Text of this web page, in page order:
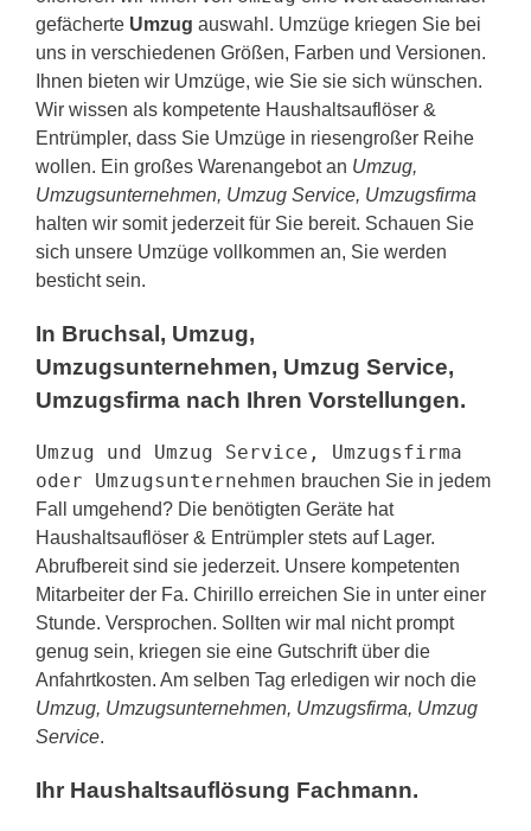
gefächerte Umzug auswahl. Umzüge kriegen Sie bei
uns in verschiedenen Größen, Farben und Versionen.
Ihnen bieten wir Umzüge, wie Sie sie sich wünschen.
Wir wissen als kompetente Haushaltsauflöser &
Entrümpler, dass Sie Umzüge in riesengroßer Reihe
wollen. Ein großes Warenangebot an Umzug,
Umzugsunternehmen, Umzug Service, Umzugsfirma
halten wir somit jederzeit für Sie bereit. Schauen Sie
sich unsere Umzüge vollkommen an, Sie werden
besticht sein.
In Bruchsal, Umzug,
Umzugsunternehmen, Umzug Service,
Umzugsfirma nach Ihren Vorstellungen.
Umzug und Umzug Service, Umzugsfirma
oder Umzugsunternehmen brauchen Sie in jedem
Fall umgehend? Die benötigten Geräte hat
Haushaltsauflöser & Entrümpler stets auf Lager.
Abrufbereit sind sie jederzeit. Unsere kompetenten
Mitarbeiter der Fa. Chirillo erreichen Sie in unter einer
Stunde. Versprochen. Sollten wir mal nicht prompt
genug sein, kriegen sie eine Gutschrift über die
Anfahrtkosten. Am selben Tag erledigen wir noch die
Umzug, Umzugsunternehmen, Umzugsfirma, Umzug
Service.
Ihr Haushaltsauflösung Fachmann.